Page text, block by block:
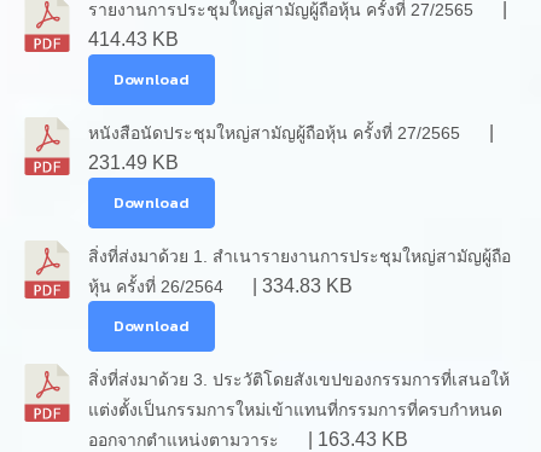
รายงานการประชุมใหญ่สามัญผู้ถือหุ้น ครั้งที่ 27/2565
414.43 KB
Download
หนังสือนัดประชุมใหญ่สามัญผู้ถือหุ้น ครั้งที่ 27/2565
231.49 KB
Download
สิ่งที่ส่งมาด้วย 1. สำเนารายงานการประชุมใหญ่สามัญผู้ถือ
หุ้น ครั้งที่ 26/2564
| 334.83 KB
Download
สิ่งที่ส่งมาด้วย 3. ประวัติโดยสังเขปของกรรมการที่เสนอให้
แต่งตั้งเป็นกรรมการใหม่เข้าแทนที่กรรมการที่ครบกำหนด
ออกจากตำแหน่งตามวาระ
| 163.43 KB